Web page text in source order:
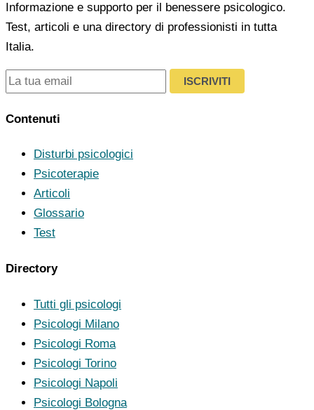
Informazione e supporto per il benessere psicologico.
Test, articoli e una directory di professionisti in tutta
Italia.
ISCRIVITI
Contenuti
Disturbi psicologici
Psicoterapie
Articoli
Glossario
Test
Directory
Tutti gli psicologi
Psicologi Milano
Psicologi Roma
Psicologi Torino
Psicologi Napoli
Psicologi Bologna